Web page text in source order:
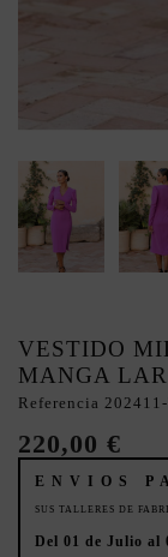
VESTIDO
MANGA
Referencia
220,00 €
ENVIOS
SUS TALLERES DE
Del 01 de Julio al